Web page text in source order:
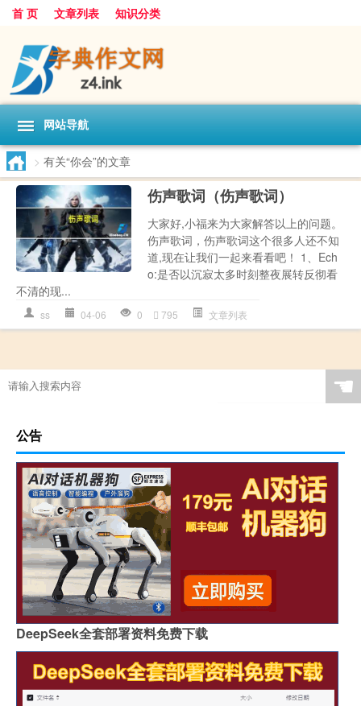
首 页 文章列表 知识分类
网站导航
> 有关“你会”的文章
伤声歌词（伤声歌词）
大家好,小福来为大家解答以上的问题。
伤声歌词，伤声歌词这个很多人还不知
道,现在让我们一起来看看吧！ 1、Ech
o:是否以沉寂太多时刻整夜展转反彻看
不清的现...
ss 04-06 0 795 文章列表
☚
公告
DeepSeek全套部署资料免费下载